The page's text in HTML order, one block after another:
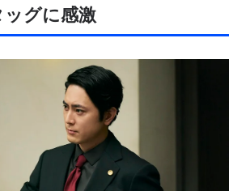
グに感激